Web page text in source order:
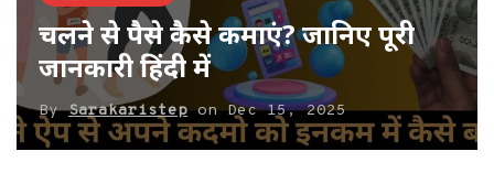
चलने से पैसे कैसे कमाएं? जानिए पूरी
जानकारी हिंदी में
BySarakaristeponDec 15, 2025